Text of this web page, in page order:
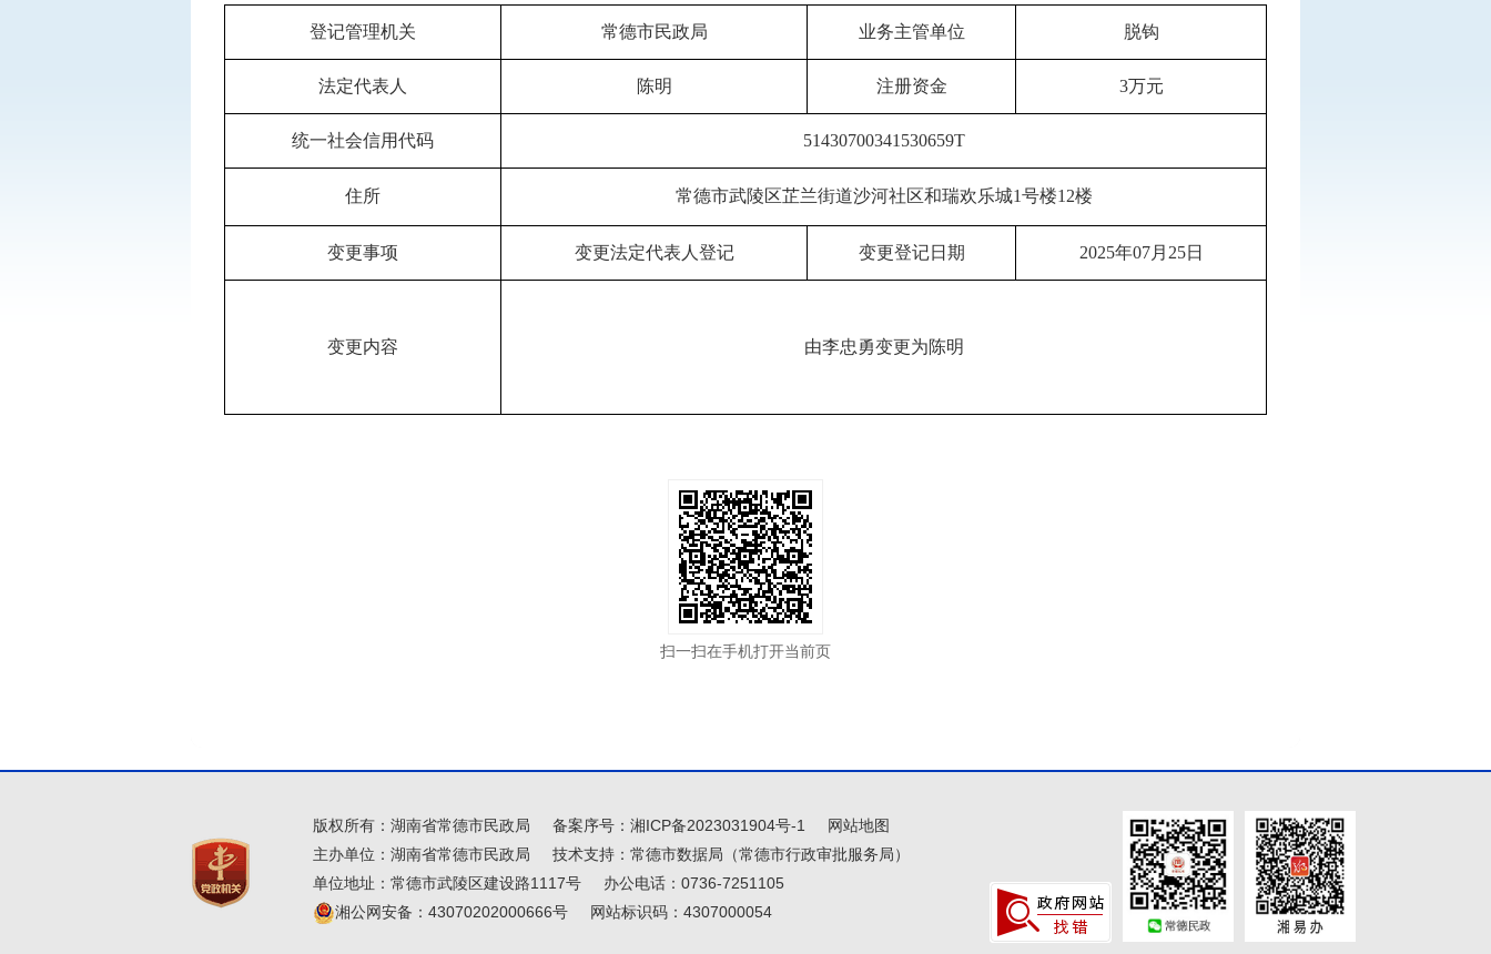
登记管理机关 常德市民政局 业务主管单位 脱钩
法定代表人 陈明 注册资金 3万元
统一社会信用代码 51430700341530659T
住所 常德市武陵区芷兰街道沙河社区和瑞欢乐城1号楼12楼
变更事项 变更法定代表人登记 变更登记日期 2025年07月25日
变更内容 由李忠勇变更为陈明
扫一扫在手机打开当前页
版权所有：湖南省常德市民政局 备案序号： 湘ICP备2023031904号-1
网站地图
主办单位：湖南省常德市民政局
技术支持：常德市数据局（常德市行政审批服务局）
单位地址：常德市武陵区建设路1117号
办公电话：0736-7251105
湘公网安备：43070202000666号
网站标识码：4307000054